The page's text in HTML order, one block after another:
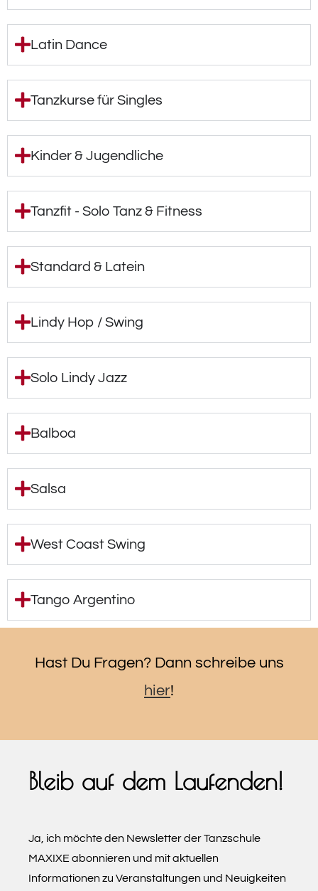
Latin Dance
Tanzkurse für Singles
Kinder & Jugendliche
Tanzfit - Solo Tanz & Fitness
Standard & Latein
Lindy Hop / Swing
Solo Lindy Jazz
Balboa
Salsa
West Coast Swing
Tango Argentino
Hast Du Fragen? Dann schreibe uns
hier!
Bleib auf dem Laufenden!
Ja, ich möchte den Newsletter der Tanzschule
MAXIXE abonnieren und mit aktuellen
Informationen zu Veranstaltungen und Neuigkeiten